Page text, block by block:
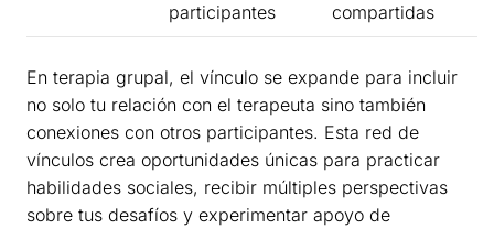
participantes
compartidas
En terapia grupal, el vínculo se expande para incluir
no solo tu relación con el terapeuta sino también
conexiones con otros participantes. Esta red de
vínculos crea oportunidades únicas para practicar
habilidades sociales, recibir múltiples perspectivas
sobre tus desafíos y experimentar apoyo de